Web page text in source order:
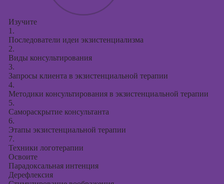
Изучите
1.
Последователи идеи экзистенциализма
2.
Виды консультирования
3.
Запросы клиента в экзистенциальной терапии
4.
Методики консультирования в экзистенциальной терапии
5.
Самораскрытие консультанта
6.
Этапы экзистенциальной терапии
7.
Техники логотерапии
Освоите
Парадоксальная интенция
Дерефлексия